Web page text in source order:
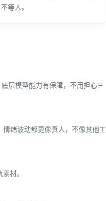
不等人。
层模型能力有保障，不用担心三
绪波动都更像真人，不像其他工
材。